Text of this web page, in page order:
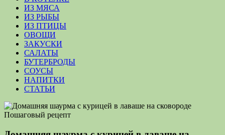
ИЗ МЯСА
ИЗ РЫБЫ
ИЗ ПТИЦЫ
ОВОЩИ
ЗАКУСКИ
САЛАТЫ
БУТЕРБРОДЫ
СОУСЫ
НАПИТКИ
СТАТЬИ